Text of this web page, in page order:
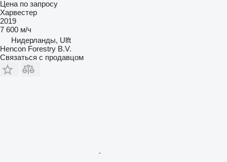
Цена по запросу
Харвестер
2019
7 600 м/ч
Нидерланды, Ulft
Hencon Forestry B.V.
Связаться с продавцом